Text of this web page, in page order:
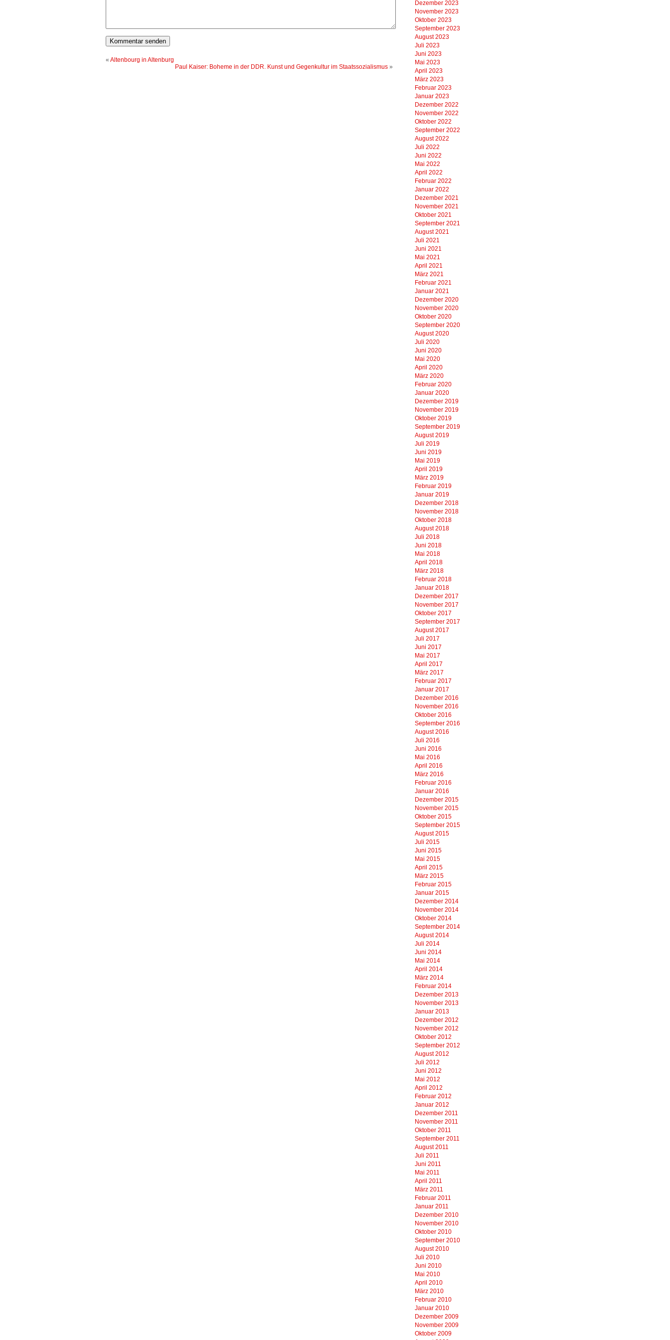
« Altenbourg in Altenburg
Paul Kaiser: Boheme in der DDR. Kunst und Gegenkultur im Staatssozialismus »
Dezember 2023
November 2023
Oktober 2023
September 2023
August 2023
Juli 2023
Juni 2023
Mai 2023
April 2023
März 2023
Februar 2023
Januar 2023
Dezember 2022
November 2022
Oktober 2022
September 2022
August 2022
Juli 2022
Juni 2022
Mai 2022
April 2022
Februar 2022
Januar 2022
Dezember 2021
November 2021
Oktober 2021
September 2021
August 2021
Juli 2021
Juni 2021
Mai 2021
April 2021
März 2021
Februar 2021
Januar 2021
Dezember 2020
November 2020
Oktober 2020
September 2020
August 2020
Juli 2020
Juni 2020
Mai 2020
April 2020
März 2020
Februar 2020
Januar 2020
Dezember 2019
November 2019
Oktober 2019
September 2019
August 2019
Juli 2019
Juni 2019
Mai 2019
April 2019
März 2019
Februar 2019
Januar 2019
Dezember 2018
November 2018
Oktober 2018
August 2018
Juli 2018
Juni 2018
Mai 2018
April 2018
März 2018
Februar 2018
Januar 2018
Dezember 2017
November 2017
Oktober 2017
September 2017
August 2017
Juli 2017
Juni 2017
Mai 2017
April 2017
März 2017
Februar 2017
Januar 2017
Dezember 2016
November 2016
Oktober 2016
September 2016
August 2016
Juli 2016
Juni 2016
Mai 2016
April 2016
März 2016
Februar 2016
Januar 2016
Dezember 2015
November 2015
Oktober 2015
September 2015
August 2015
Juli 2015
Juni 2015
Mai 2015
April 2015
März 2015
Februar 2015
Januar 2015
Dezember 2014
November 2014
Oktober 2014
September 2014
August 2014
Juli 2014
Juni 2014
Mai 2014
April 2014
März 2014
Februar 2014
Dezember 2013
November 2013
Januar 2013
Dezember 2012
November 2012
Oktober 2012
September 2012
August 2012
Juli 2012
Juni 2012
Mai 2012
April 2012
Februar 2012
Januar 2012
Dezember 2011
November 2011
Oktober 2011
September 2011
August 2011
Juli 2011
Juni 2011
Mai 2011
April 2011
März 2011
Februar 2011
Januar 2011
Dezember 2010
November 2010
Oktober 2010
September 2010
August 2010
Juli 2010
Juni 2010
Mai 2010
April 2010
März 2010
Februar 2010
Januar 2010
Dezember 2009
November 2009
Oktober 2009